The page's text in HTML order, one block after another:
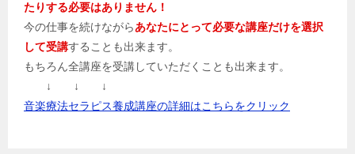
たりする必要はありません！
今の仕事を続けながらあなたにとって必要な講座だけを選択
して受講することも出来ます。
もちろん全講座を受講していただくことも出来ます。
↓ ↓ ↓
音楽療法セラピス養成講座の詳細はこちらをクリック